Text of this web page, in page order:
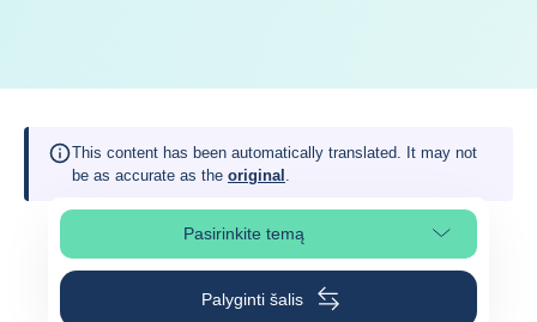
This content has been automatically translated. It may not
be as accurate as the original .
Pasirinkite temąPasirinkite puslapio skiltį
Palyginti šalis